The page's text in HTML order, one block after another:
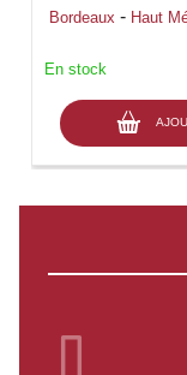
Bordeaux - Haut
En stock